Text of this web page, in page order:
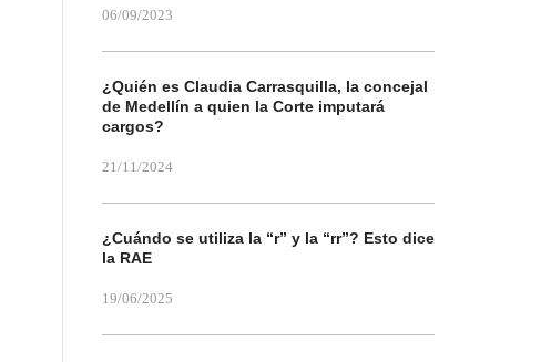
06/09/2023
¿Quién es Claudia Carrasquilla, la concejal
de Medellín a quien la Corte imputará
cargos?
21/11/2024
¿Cuándo se utiliza la “r” y la “rr”? Esto dice
la RAE
19/06/2025